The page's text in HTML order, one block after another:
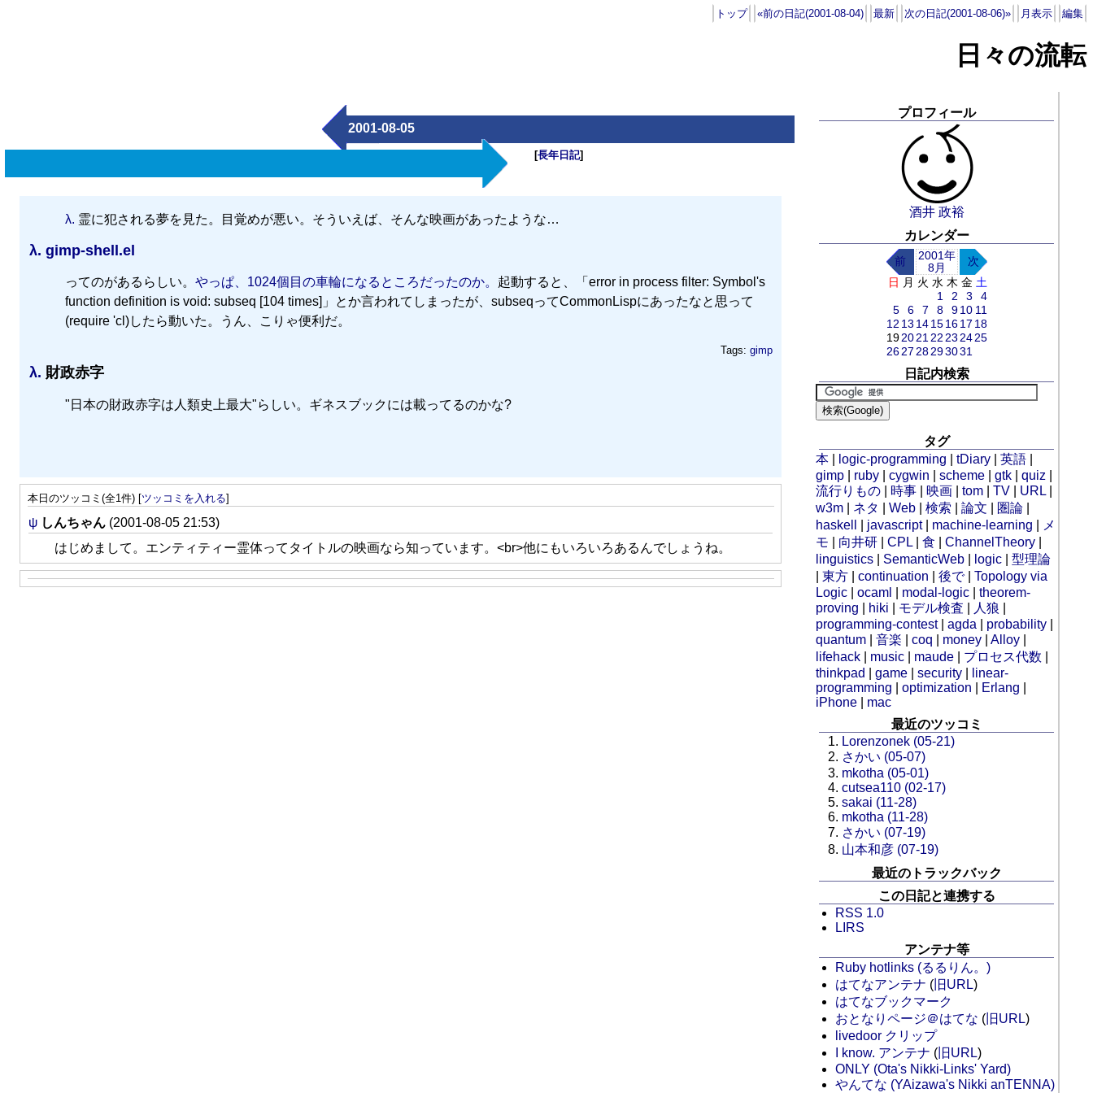
トップ «前の日記(2001-08-04) 最新 次の日記(2001-08-06)» 月表示 編集
日々の流転
2001-08-05
[長年日記]
λ. 霊に犯される夢を見た。目覚めが悪い。そういえば、そんな映画があったような…
λ. gimp-shell.el
ってのがあるらしい。 やっぱ、1024個目の車輪になるところだったのか。 起動すると、「error in process filter: Symbol's
function definition is void: subseq [104 times]」とか言われてしまったが、subseqってCommonLispにあったなと思って
(require 'cl)したら動いた。うん、こりゃ便利だ。
Tags: gimp
λ. 財政赤字
日本の財政赤字は人類史上最大 らしい。ギネスブックには載ってるのかな?
本日のツッコミ(全1件) [ツッコミを入れる]
ψ しんちゃん (2001-08-05 21:53)
はじめまして。エンティティー霊体ってタイトルの映画なら知っています。<br>他にもいろいろあるんでしょうね。
プロフィール
酒井 政裕
カレンダー
前
2001年
8月
次
日 月 火 水 木 金 土
1
2 3
4
5
6 7 8 9 10 11
12 13 14 15 16 17 18
19 20 21 22 23 24 25
26 27 28 293031
日記内検索
タグ
本
logic-programming |tDiary |英語
gimp
ruby |cygwin |scheme |gtk |quiz
流行りもの
時事 映画 |tom |TV URL
w3m
ネタ |Web |検索 |論文 圏論
haskell
javascript| machine-learning
メ
モ
向井研 |CPL |食 |ChannelTheory
linguistics
SemanticWeb logic |型理論
|東方 |continuation |後で|Topology via
Logic |ocaml modal-logic |theorem-
proving
hiki モデル検査 人狼
programming-contest|agda probability
quantum |音楽 |coq money |Alloy
lifehack
music maude プロセス代数
thinkpad
|game |security
linear-
programming |optimization Erlang
iPhone
mac
最近のツッコミ
Lorenzonek (05-21)
さかい (05-07)
mkotha (05-01)
cutsea110 (02-17)
sakai (11-28)
mkotha (11-28)
さかい (07-19)
山本和彦 (07-19)
最近のトラックバック
この日記と連携する
RSS 1.0
LIRS
アンテナ等
Ruby hotlinks (るるりん。)
はてなアンテナ ( 旧URL)
はてなブックマーク
おとなりページ＠はてな ( 旧URL)
livedoor クリップ
I know. アンテナ ( 旧URL)
ONLY (Ota's Nikki-Links' Yard)
やんてな (YAizawa's Nikki anTENNA)